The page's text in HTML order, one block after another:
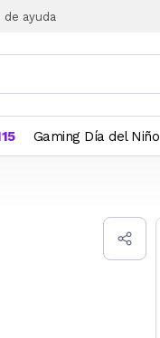
de ayuda
Gaming Día del Niño